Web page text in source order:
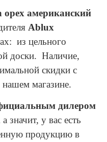
орех американский
Ablux
из цельного
доски. Наличие,
скидки с
магазине.
дилером
а значит, у вас есть
продукцию в